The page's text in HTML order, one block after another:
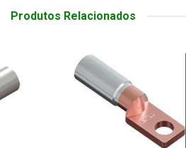
Produtos Relacionados